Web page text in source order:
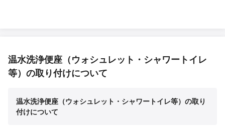
温水洗浄便座（ウォシュレット・シャワートイレ
等）の取り付けについて
温水洗浄便座（ウォシュレット・シャワートイレ等）の取り
付けについて